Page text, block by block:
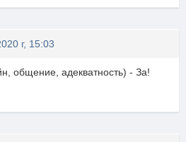
г, 15:03
общение, адекватность) - За!